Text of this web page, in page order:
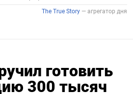
готовить
300 тысяч